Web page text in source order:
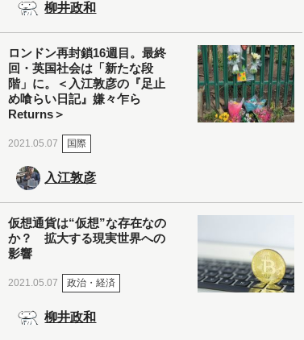
柳井政和
ロンドン再封鎖16週目。最終
回・英国社会は「新たな段
階」に。＜入江敦彦の『足止
め喰らい日記』嫌々乍ら
Returns＞
2021.05.07 国際
入江敦彦
仮想通貨は“仮想”な存在なの
か？ 拡大する現実世界への
影響
2021.05.07 政治・経済
柳井政和